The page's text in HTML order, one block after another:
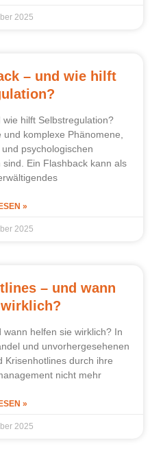
2025
– und wie hilft
hilft Selbstregulation?
komplexe Phänomene,
psychologischen
Ein Flashback kann als
»
2025
– und wann
helfen sie wirklich? In
und unvorhergesehenen
Krisenhotlines durch ihre
nicht mehr
»
2025